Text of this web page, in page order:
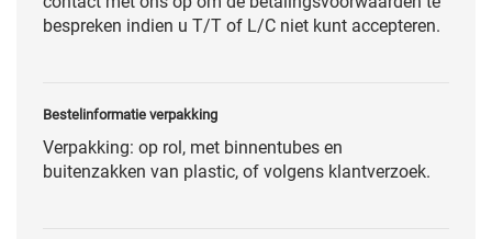
bespreken indien u T/T of L/C niet kunt accepteren.
Bestelinformatie verpakking
Verpakking: op rol, met binnentubes en
buitenzakken van plastic, of volgens klantverzoek.